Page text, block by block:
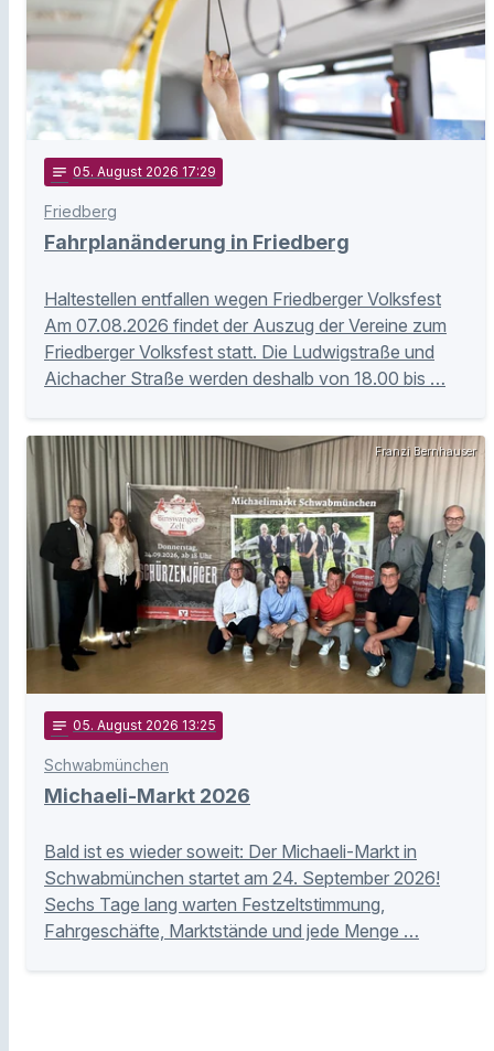
notes 05. August 2026 17:29
Friedberg
Fahrplanänderung in Friedberg
Haltestellen entfallen wegen Friedberger Volksfest
Am 07.08.2026 findet der Auszug der Vereine zum
Friedberger Volksfest statt. Die Ludwigstraße und
Aichacher Straße werden deshalb von 18.00 bis …
Franzi Bernhauser
notes 05. August 2026 13:25
Schwabmünchen
Michaeli-Markt 2026
Bald ist es wieder soweit: Der Michaeli-Markt in
Schwabmünchen startet am 24. September 2026!
Sechs Tage lang warten Festzeltstimmung,
Fahrgeschäfte, Marktstände und jede Menge …